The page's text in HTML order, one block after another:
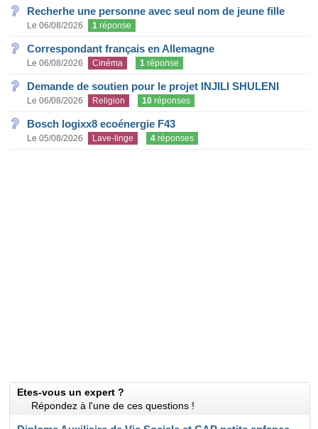
Recherhe une personne avec seul nom de jeune fille
Le 06/08/2026 1 réponse
Correspondant français en Allemagne
Le 06/08/2026 Cinéma 1 réponse
Demande de soutien pour le projet INJILI SHULENI
Le 06/08/2026 Religion 10 réponses
Bosch logixx8 ecoénergie F43
Le 05/08/2026 Lave-linge 4 réponses
Etes-vous un expert ?
Répondez à l'une de ces questions !